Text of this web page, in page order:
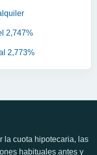
2,747%
2,773%
la cuota hipotecaria, las
habituales antes y